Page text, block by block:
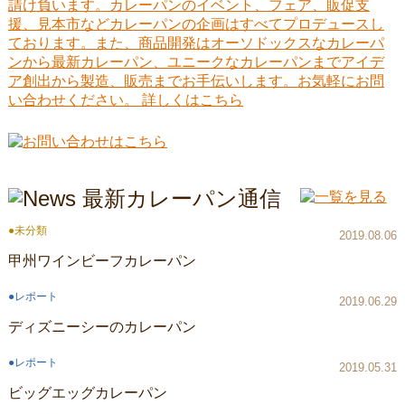
未分類 2019.08.06
甲州ワインビーフカレーパン
レポート 2019.06.29
ディズニーシーのカレーパン
レポート 2019.05.31
ビッグエッグカレーパン